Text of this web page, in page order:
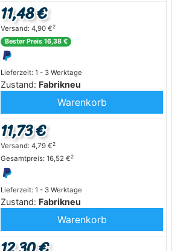
Lieferzeit: 1 - 3 Werktage
Zustand: Fabrikneu
11,48 €
Versand: 4,90 €2
Bester Preis 16,38 €
Warenkorb
Lieferzeit: 1 - 3 Werktage
Zustand: Fabrikneu
11,73 €
Versand: 4,79 €2
Gesamtpreis: 16,52 €2
Warenkorb